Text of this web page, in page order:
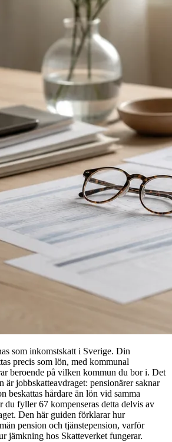
som inkomstskatt i Sverige. Din
precis som lön, med kommunal
beroende på vilken kommun du bor i. Det
är jobbskatteavdraget: pensionärer saknar
beskattas hårdare än lön vid samma
du fyller 67 kompenseras detta delvis av
Den här guiden förklarar hur
pension och tjänstepension, varför
jämkning hos Skatteverket fungerar.